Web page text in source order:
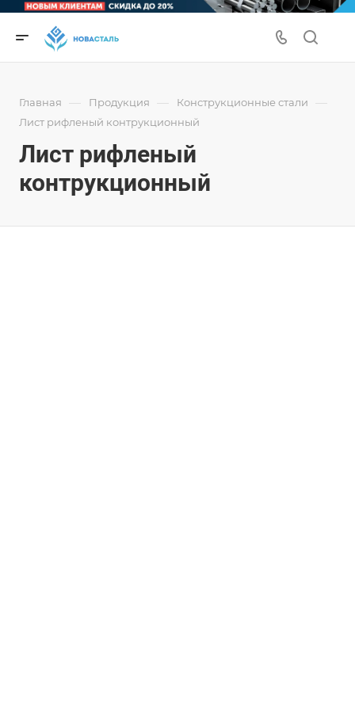
Главная — Продукция — Конструкционные стали —
Лист рифленый контрукционный
Лист рифленый
контрукционный